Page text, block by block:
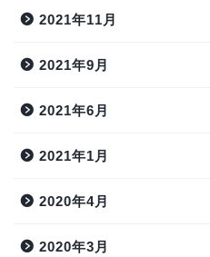
2021年11月
2021年9月
2021年6月
2021年1月
2020年4月
2020年3月